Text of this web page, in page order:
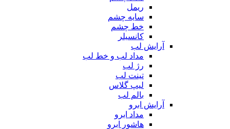
ریمل
سایه چشم
خط چشم
کانسیلر
آرایش لب
مداد لب و خط لب
رژ لب
تینت لب
لیپ گلاس
بالم لب
آرایش ابرو
مداد ابرو
هاشور ابرو